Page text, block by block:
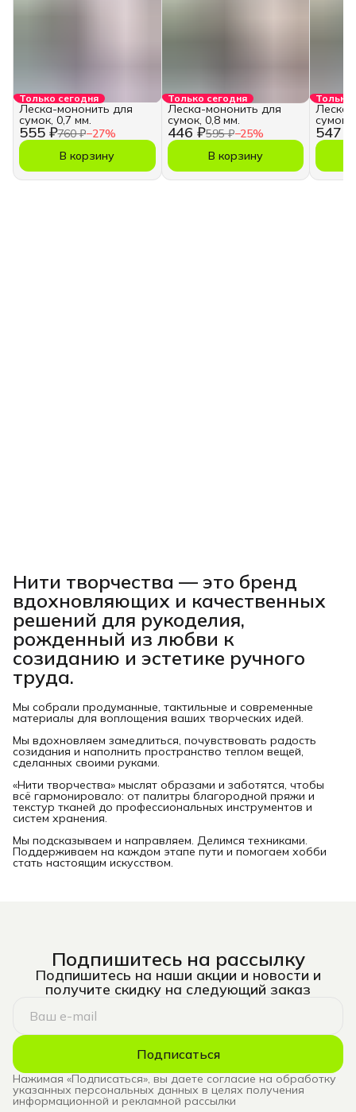
Только сегодня
555 ₽760 ₽−27%
Леска-мононить для
сумок, 0,7 мм.
В корзину
Только сегодня
446 ₽595 ₽−25%
Леска-мононить для
сумок, 0,8 мм.
В корзину
Только
547 ₽
Леска-
сумок,
Нити творчества — это бренд
вдохновляющих и качественных
решений для рукоделия,
рожденный из любви к
созиданию и эстетике ручного
труда.
Мы собрали продуманные, тактильные и современные
материалы для воплощения ваших творческих идей.
Мы вдохновляем замедлиться, почувствовать радость
созидания и наполнить пространство теплом вещей,
сделанных своими руками.
«Нити творчества» мыслят образами и заботятся, чтобы
всё гармонировало: от палитры благородной пряжи и
текстур тканей до профессиональных инструментов и
систем хранения.
Мы подсказываем и направляем. Делимся техниками.
Поддерживаем на каждом этапе пути и помогаем хобби
стать настоящим искусством.
Подпишитесь на рассылку
Подпишитесь на наши акции и новости и
получите скидку на следующий заказ
Подписаться
Нажимая «Подписаться», вы даете согласие на обработку
указанных персональных данных в целях получения
информационной и рекламной рассылки